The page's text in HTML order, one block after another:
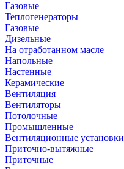
Газовые
Теплогенераторы
Газовые
Дизельные
На отработанном масле
Напольные
Настенные
Керамические
Вентиляция
Вентиляторы
Потолочные
Промышленные
Вентиляционные установки
Приточно-вытяжные
Приточные